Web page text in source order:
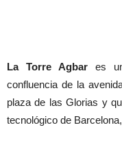
La Torre Agbares un
confluencia de la
plaza de las Glorias y
tecnológico de